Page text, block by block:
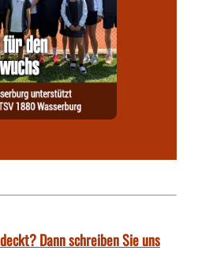
Dann schreiben Sie uns